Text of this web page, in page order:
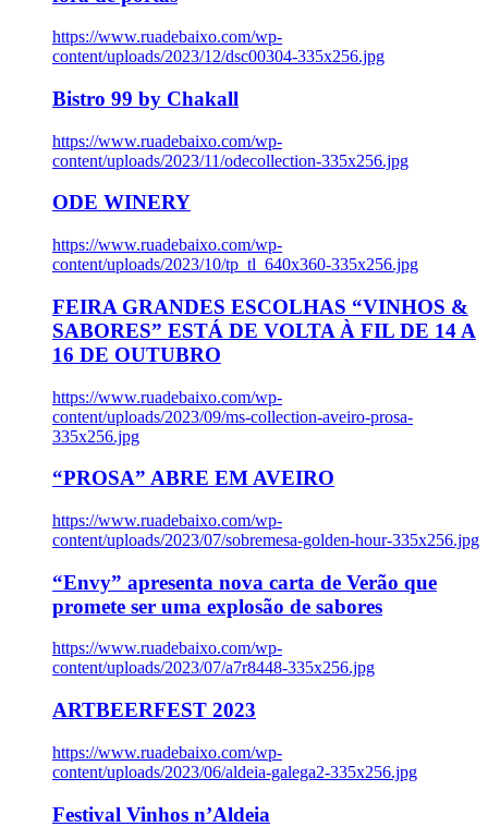
https://www.ruadebaixo.com/wp-
content/uploads/2023/12/dsc00304-335x256.jpg
Bistro 99 by Chakall
https://www.ruadebaixo.com/wp-
content/uploads/2023/11/odecollection-335x256.jpg
ODE WINERY
https://www.ruadebaixo.com/wp-
content/uploads/2023/10/tp_tl_640x360-335x256.jpg
FEIRA GRANDES ESCOLHAS “VINHOS &
SABORES” ESTÁ DE VOLTA À FIL DE 14 A
16 DE OUTUBRO
https://www.ruadebaixo.com/wp-
content/uploads/2023/09/ms-collection-aveiro-prosa-
335x256.jpg
“PROSA” ABRE EM AVEIRO
https://www.ruadebaixo.com/wp-
content/uploads/2023/07/sobremesa-golden-hour-335x256.jpg
“Envy” apresenta nova carta de Verão que
promete ser uma explosão de sabores
https://www.ruadebaixo.com/wp-
content/uploads/2023/07/a7r8448-335x256.jpg
ARTBEERFEST 2023
https://www.ruadebaixo.com/wp-
content/uploads/2023/06/aldeia-galega2-335x256.jpg
Festival Vinhos n’Aldeia